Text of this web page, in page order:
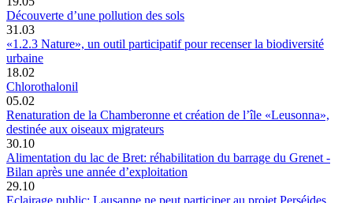
Découverte d’une pollution des sols
31.03
«1.2.3 Nature», un outil participatif pour recenser la biodiversité
urbaine
18.02
Chlorothalonil
05.02
Renaturation de la Chamberonne et création de l’île «Leusonna»,
destinée aux oiseaux migrateurs
30.10
Alimentation du lac de Bret: réhabilitation du barrage du Grenet -
Bilan après une année d’exploitation
29.10